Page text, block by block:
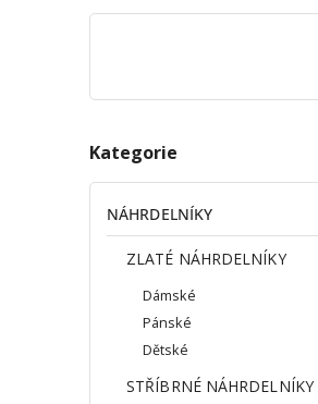
Kategorie
NÁHRDELNÍKY
ZLATÉ NÁHRDELNÍKY
Dámské
Pánské
Dětské
STŘÍBRNÉ NÁHRDELNÍKY